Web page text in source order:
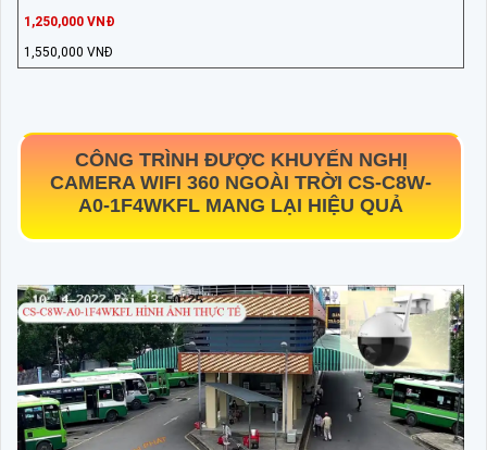
1,250,000 VNĐ
1,550,000 VNĐ
CÔNG TRÌNH ĐƯỢC KHUYẾN NGHỊ
CAMERA WIFI 360 NGOÀI TRỜI CS-C8W-
A0-1F4WKFL MANG LẠI HIỆU QUẢ